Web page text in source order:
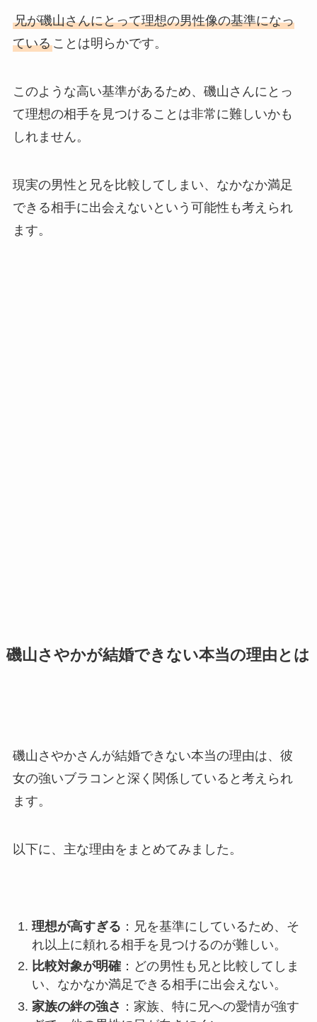
兄が磯山さんにとって理想の男性像の基準になっ
ていることは明らかです。
このような高い基準があるため、磯山さんにとっ
て理想の相手を見つけることは非常に難しいかも
しれません。
現実の男性と兄を比較してしまい、なかなか満足
できる相手に出会えないという可能性も考えられ
ます。
磯山さやかが結婚できない本当の理由とは
磯山さやかさんが結婚できない本当の理由は、彼
女の強いブラコンと深く関係していると考えられ
ます。
以下に、主な理由をまとめてみました。
理想が高すぎる ：兄を基準にしているため、そ
れ以上に頼れる相手を見つけるのが難しい。
比較対象が明確：どの男性も兄と比較してしま
い、なかなか満足できる相手に出会えない。
家族の絆の強さ ：家族、特に兄への愛情が強す